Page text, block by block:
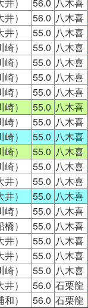
） 56.0 八木喜
） 56.0 八木喜
） 55.0 八木喜
） 55.0 八木喜
） 55.0 八木喜
） 55.0 八木喜
） 55.0 八木喜
） 55.0 八木喜
） 55.0 八木喜
） 55.0 八木喜
） 55.0 八木喜
） 55.0 八木喜
） 55.0 八木喜
） 55.0 八木喜
） 55.0 八木喜
） 55.0 八木喜
） 55.0 八木喜
） 55.0 八木喜
） 55.0 八木喜
） 56.0 石栗龍
） 56.0 石栗龍